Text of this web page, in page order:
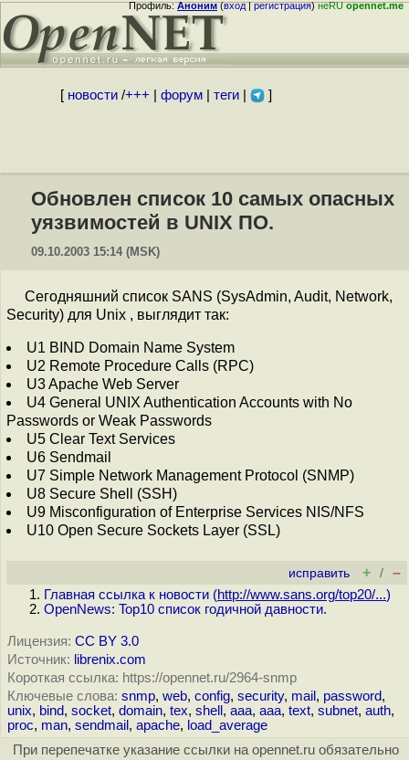
Профиль:Аноним(вход|регистрация)неRUopennet.me
[ новости/+++ форум| теги| ]
Обновлен список 10 самых опасных
уязвимостей в UNIX ПО.
09.10.2003 15:14 (MSK)
Сегодняшний список SANS (SysAdmin, Audit, Network,
Security) для Unix , выглядит так:
U1 BIND Domain Name System
U2 Remote Procedure Calls (RPC)
U3 Apache Web Server
U4 General UNIX Authentication Accounts with No
Passwords or Weak Passwords
U5 Clear Text Services
U6 Sendmail
U7 Simple Network Management Protocol (SNMP)
U8 Secure Shell (SSH)
U9 Misconfiguration of Enterprise Services NIS/NFS
U10 Open Secure Sockets Layer (SSL)
исправить + / –
Главная ссылка к новости (http://www.sans.org/top20/...)
OpenNews: Top10 список годичной давности.
Лицензия: CC BY 3.0
Источник: librenix.com
Короткая ссылка: https://opennet.ru/2964-snmp
Ключевые слова: snmp, web, config, security, mail , password,
unix, bind, socket, domain, tex, shell , aaa, aaa, text, subnet, auth,
proc, man, sendmail , apache, load_average
При перепечатке указание ссылки на opennet.ru обязательно